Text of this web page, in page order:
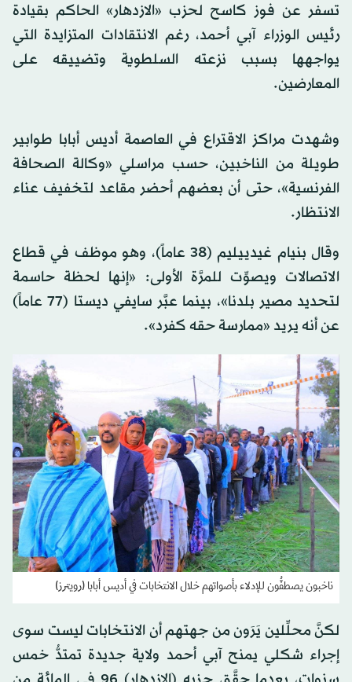
تسفر عن فوز كاسح لحزب «الازدهار» الحاكم بقيادة
رئيس الوزراء آبي أحمد، رغم الانتقادات المتزايدة التي
يواجهها بسبب نزعته السلطوية وتضييقه على
المعارضين.
وشهدت مراكز الاقتراع في العاصمة أديس أبابا طوابير
طويلة من الناخبين، حسب مراسلي «وكالة الصحافة
الفرنسية»، حتى أن بعضهم أحضر مقاعد لتخفيف عناء
الانتظار.
وقال بنيام غيدييليم (38 عاماً)، وهو موظف في قطاع
الاتصالات ويصوِّت للمرَّة الأولى: «إنها لحظة حاسمة
لتحديد مصير بلدنا»، بينما عبَّر سايفي ديستا (77 عاماً)
عن أنه يريد «ممارسة حقه كفرد».
ناخبون يصطفُّون للإدلاء بأصواتهم خلال الانتخابات في أديس أبابا (رويترز)
لكنَّ محلِّلين يَرَون من جهتهم أن الانتخابات ليست سوى
إجراء شكلي يمنح آبي أحمد ولاية جديدة تمتدُّ خمس